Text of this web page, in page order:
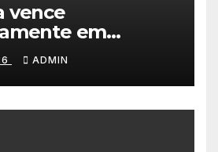
vence
em
Oliveira
da Volta a
ADMIN